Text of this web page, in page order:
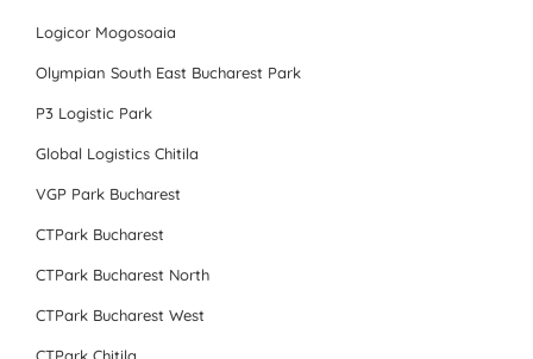
Logicor Mogosoaia
Olympian South East Bucharest Park
P3 Logistic Park
Global Logistics Chitila
VGP Park Bucharest
CTPark Bucharest
CTPark Bucharest North
CTPark Bucharest West